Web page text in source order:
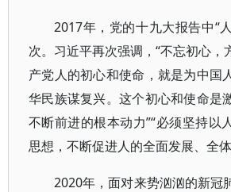
2017年，党的十九大报告中“
次。习近平再次强调，“不忘初心，
产党人的初心和使命，就是为中国
华民族谋复兴。这个初心和使命是
不断前进的根本动力”“必须坚持以
思想，不断促进人的全面发展、全体
2020年，面对来势汹汹的新冠